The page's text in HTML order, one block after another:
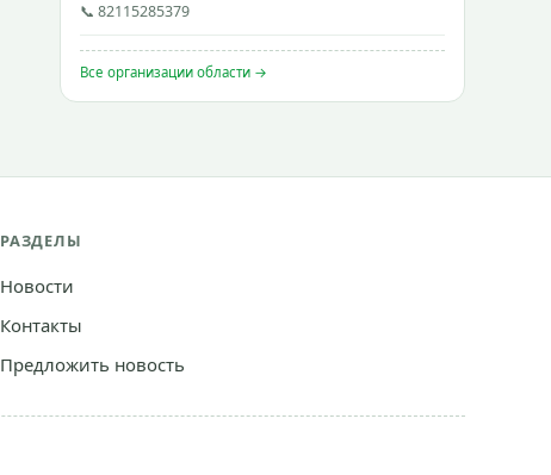
📞 82115285379
Все организации области →
РАЗДЕЛЫ
Новости
Контакты
Предложить новость